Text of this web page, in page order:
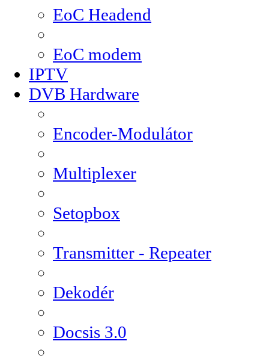
EoC Headend
EoC modem
IPTV
DVB Hardware
Encoder-Modulátor
Multiplexer
Setopbox
Transmitter - Repeater
Dekodér
Docsis 3.0